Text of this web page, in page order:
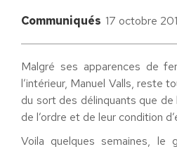
Communiqués 17 octobre
Malgré ses apparences de
l’intérieur, Manuel Valls, reste
du sort des délinquants que
de l’ordre et de leur condition
Voila quelques semaines, le